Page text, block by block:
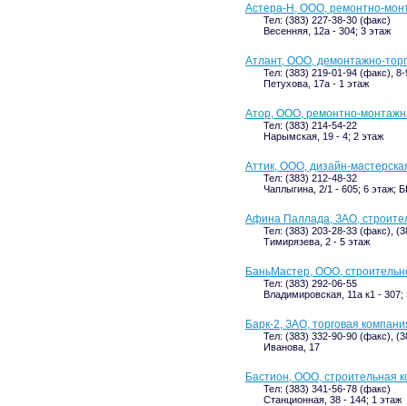
Астера-Н, ООО, ремонтно-
Тел: (383) 227-38-30 (факс)
Весенняя, 12а - 304; 3 этаж
Атлант, ООО, демонтажно-
Тел: (383) 219-01-94 (факс),
Петухова, 17а - 1 этаж
Атор, ООО, ремонтно-
Тел: (383) 214-54-22
Нарымская, 19 - 4; 2 этаж
Аттик, ООО, дизайн-
Тел: (383) 212-48-32
Чаплыгина, 2/1 - 605; 6 этаж;
Афина Паллада, ЗАО,
Тел: (383) 203-28-33 (факс),
Тимирязева, 2 - 5 этаж
БаньМастер, ООО,
Тел: (383) 292-06-55
Владимировская, 11а к1 - 307;
Барк-2, ЗАО, торговая
Тел: (383) 332-90-90 (факс),
Иванова, 17
Бастион, ООО, строительная
Тел: (383) 341-56-78 (факс)
Станционная, 38 - 144; 1 этаж